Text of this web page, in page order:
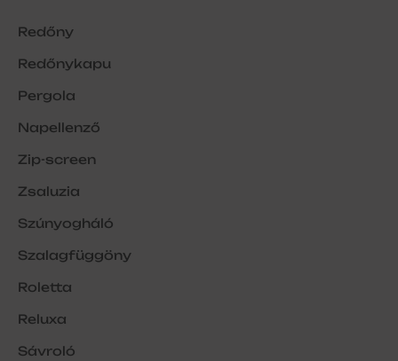
Redőny
Redőnykapu
Pergola
Napellenző
Zip-screen
Zsaluzia
Szúnyogháló
Szalagfüggöny
Roletta
Reluxa
Sávroló